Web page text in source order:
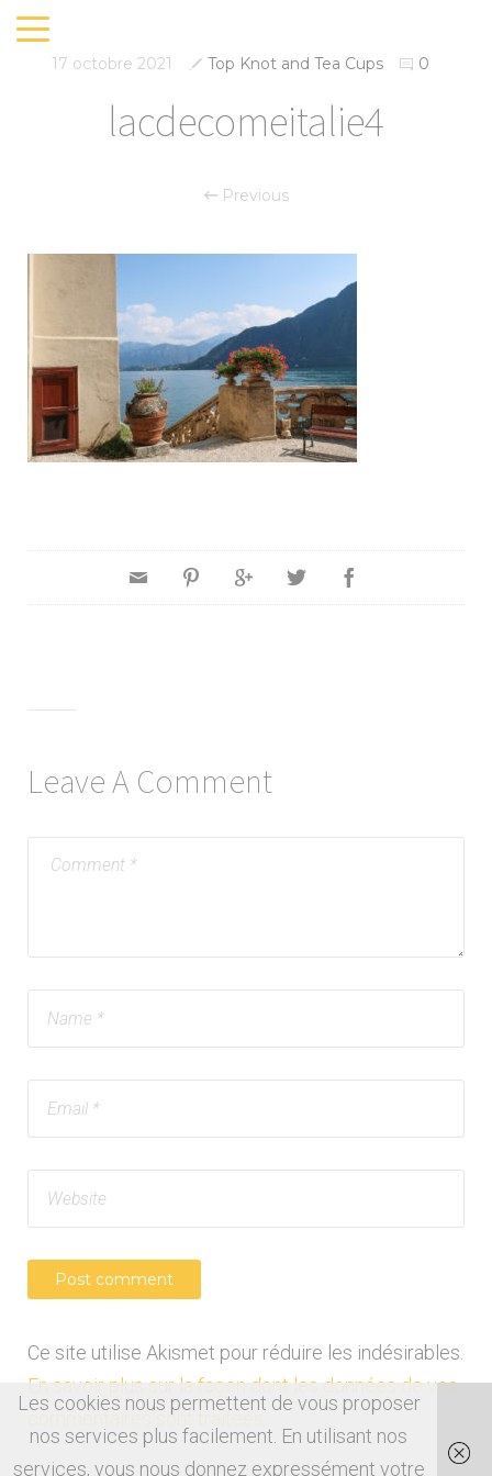
17 octobre 2021 Top Knot and Tea Cups 0
lacdecomeitalie4
Previous
Leave A Comment
Ce site utilise Akismet pour réduire les indésirables.
En savoir plus sur la façon dont les données de vos
commentaires sont traitées
Les cookies nous permettent de vous proposer
nos services plus facilement. En utilisant nos
services, vous nous donnez expressément votre